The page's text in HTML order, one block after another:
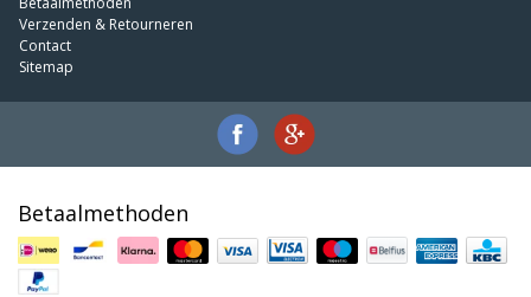
Verzenden & Retourneren
Contact
Sitemap
Betaalmethoden